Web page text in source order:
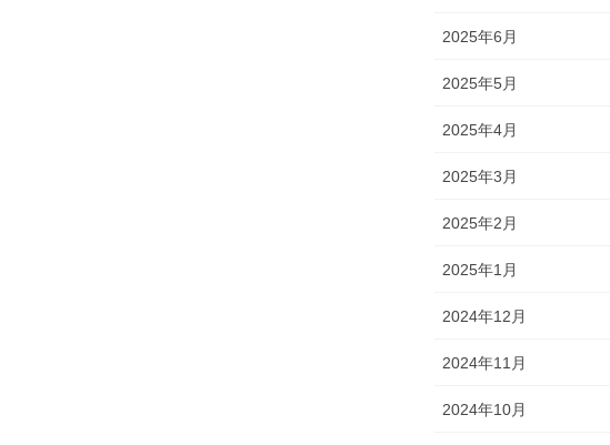
2025年6月
2025年5月
2025年4月
2025年3月
2025年2月
2025年1月
2024年12月
2024年11月
2024年10月